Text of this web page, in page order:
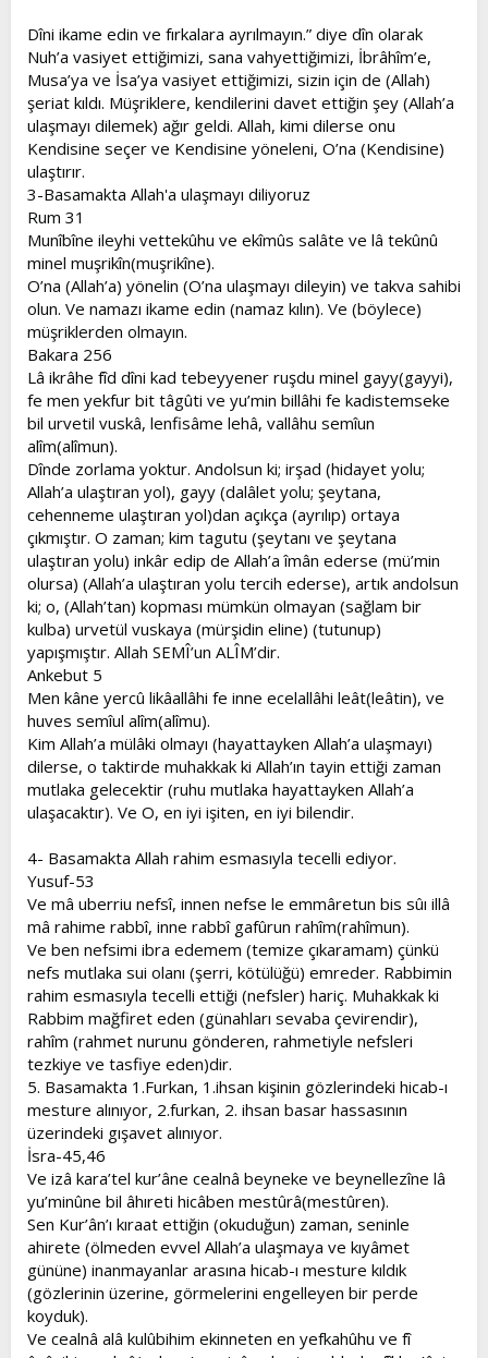
Dîni ikame edin ve fırkalara ayrılmayın.” diye dîn olarak
Nuh’a vasiyet ettiğimizi, sana vahyettiğimizi, İbrâhîm’e,
Musa’ya ve İsa’ya vasiyet ettiğimizi, sizin için de (Allah)
şeriat kıldı. Müşriklere, kendilerini davet ettiğin şey (Allah’a
ulaşmayı dilemek) ağır geldi. Allah, kimi dilerse onu
Kendisine seçer ve Kendisine yöneleni, O’na (Kendisine)
ulaştırır.
3-Basamakta Allah'a ulaşmayı diliyoruz
Rum 31
Munîbîne ileyhi vettekûhu ve ekîmûs salâte ve lâ tekûnû
minel muşrikîn(muşrikîne).
O’na (Allah’a) yönelin (O’na ulaşmayı dileyin) ve takva sahibi
olun. Ve namazı ikame edin (namaz kılın). Ve (böylece)
müşriklerden olmayın.
Bakara 256
Lâ ikrâhe fîd dîni kad tebeyyener ruşdu minel gayy(gayyi),
fe men yekfur bit tâgûti ve yu’min billâhi fe kadistemseke
bil urvetil vuskâ, lenfisâme lehâ, vallâhu semîun
alîm(alîmun).
Dînde zorlama yoktur. Andolsun ki; irşad (hidayet yolu;
Allah’a ulaştıran yol), gayy (dalâlet yolu; şeytana,
cehenneme ulaştıran yol)dan açıkça (ayrılıp) ortaya
çıkmıştır. O zaman; kim tagutu (şeytanı ve şeytana
ulaştıran yolu) inkâr edip de Allah’a îmân ederse (mü’min
olursa) (Allah’a ulaştıran yolu tercih ederse), artık andolsun
ki; o, (Allah’tan) kopması mümkün olmayan (sağlam bir
kulba) urvetül vuskaya (mürşidin eline) (tutunup)
yapışmıştır. Allah SEMÎ’un ALÎM’dir.
Ankebut 5
Men kâne yercû likâallâhi fe inne ecelallâhi leât(leâtin), ve
huves semîul alîm(alîmu).
Kim Allah’a mülâki olmayı (hayattayken Allah’a ulaşmayı)
dilerse, o taktirde muhakkak ki Allah’ın tayin ettiği zaman
mutlaka gelecektir (ruhu mutlaka hayattayken Allah’a
ulaşacaktır). Ve O, en iyi işiten, en iyi bilendir.
4- Basamakta Allah rahim esmasıyla tecelli ediyor.
Yusuf-53
Ve mâ uberriu nefsî, innen nefse le emmâretun bis sûı illâ
mâ rahime rabbî, inne rabbî gafûrun rahîm(rahîmun).
Ve ben nefsimi ibra edemem (temize çıkaramam) çünkü
nefs mutlaka sui olanı (şerri, kötülüğü) emreder. Rabbimin
rahim esmasıyla tecelli ettiği (nefsler) hariç. Muhakkak ki
Rabbim mağfiret eden (günahları sevaba çevirendir),
rahîm (rahmet nurunu gönderen, rahmetiyle nefsleri
tezkiye ve tasfiye eden)dir.
5. Basamakta 1.Furkan, 1.ihsan kişinin gözlerindeki hicab-ı
mesture alınıyor, 2.furkan, 2. ihsan basar hassasının
üzerindeki gışavet alınıyor.
İsra-45,46
Ve izâ kara’tel kur’âne cealnâ beyneke ve beynellezîne lâ
yu’minûne bil âhıreti hicâben mestûrâ(mestûren).
Sen Kur’ân’ı kıraat ettiğin (okuduğun) zaman, seninle
ahirete (ölmeden evvel Allah’a ulaşmaya ve kıyâmet
gününe) inanmayanlar arasına hicab-ı mesture kıldık
(gözlerinin üzerine, görmelerini engelleyen bir perde
koyduk).
Ve cealnâ alâ kulûbihim ekinneten en yefkahûhu ve fî